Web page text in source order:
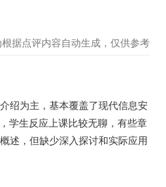
据点评内容自动生成，仅供参考
绍为主，基本覆盖了现代信息安
学生反应上课比较无聊，有些章
述，但缺少深入探讨和实际应用